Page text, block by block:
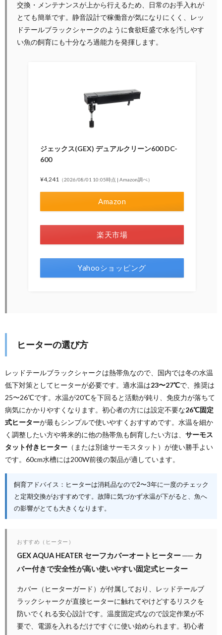
交換・メンテナンスが上から行えるため、日常のお手入れが
とても簡単です。静音設計で稼働音が気になりにくく、レッ
ドテールブラックシャークのように食欲旺盛で水を汚しやす
い魚の飼育にも十分なろ過能力を発揮します。
ジェックス(GEX) デュアルクリーン600 DC-
600
¥4,241 （2026/08/01 10:05時点 | Amazon調べ）
Amazon
楽天市場
Yahooショッピング
ヒーターの選び方
レッドテールブラックシャークは熱帯魚なので、国内では冬の水温
低下対策としてヒーターが必要です。適水温は23〜27℃で、推奨は
25〜26℃です。水温が20℃を下回ると活動が鈍り、免疫力が落ちて
病気にかかりやすくなります。初心者の方には設定不要な26℃固定
式ヒーターが最もシンプルで使いやすくおすすめです。水温を細か
く調整したい方や将来的に他の熱帯魚も飼育したい方は、 サーモス
タット付きヒーター （または別途サーモスタット）が使い勝手よい
です。60cm水槽には200W前後の製品が適しています。
飼育アドバイス：ヒーターは消耗品なので2〜3年に一度のチェック
と定期交換がおすすめです。故障に気づかず水温が下がると、魚へ
の影響がとても大きくなります。
おすすめ（ヒーター）
GEX AQUA HEATER セーフカバーオートヒーター ── カ
バー付きで安全性が高い使いやすい固定式ヒーター
カバー（ヒーターガード）が付属しており、レッドテールブ
ラックシャークが直接ヒーターに触れてやけどするリスクを
防いでくれる安心設計です。温度固定式なので設定作業が不
要で、電源を入れるだけですぐに使い始められます。初心者